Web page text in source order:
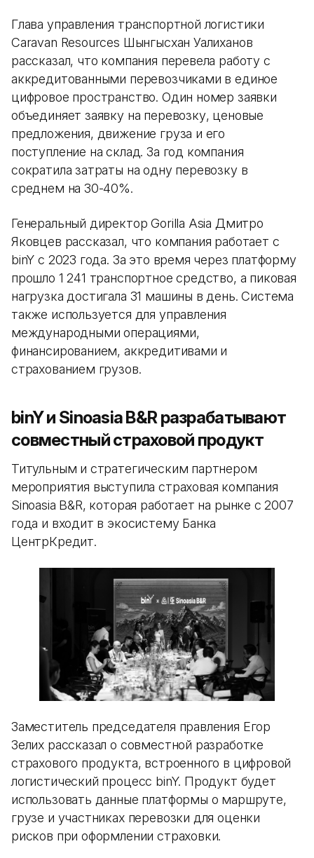
Глава управления транспортной логистики
Caravan Resources Шынгысхан Уалиханов
рассказал, что компания перевела работу с
аккредитованными перевозчиками в единое
цифровое пространство. Один номер заявки
объединяет заявку на перевозку, ценовые
предложения, движение груза и его
поступление на склад. За год компания
сократила затраты на одну перевозку в
среднем на 30-40%.
Генеральный директор Gorilla Asia Дмитро
Яковцев рассказал, что компания работает с
binY с 2023 года. За это время через платформу
прошло 1 241 транспортное средство, а пиковая
нагрузка достигала 31 машины в день. Система
также используется для управления
международными операциями,
финансированием, аккредитивами и
страхованием грузов.
binY и Sinoasia B&R разрабатывают
совместный страховой продукт
Титульным и стратегическим партнером
мероприятия выступила страховая компания
Sinoasia B&R, которая работает на рынке с 2007
года и входит в экосистему Банка
ЦентрКредит.
Заместитель председателя правления Егор
Зелих рассказал о совместной разработке
страхового продукта, встроенного в цифровой
логистический процесс binY. Продукт будет
использовать данные платформы о маршруте,
грузе и участниках перевозки для оценки
рисков при оформлении страховки.